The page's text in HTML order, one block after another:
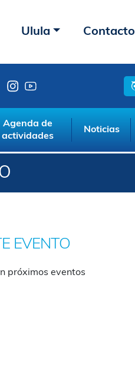
Ulula Contacto
Agenda de
actividades
Noticias
EVENTO
próximos eventos